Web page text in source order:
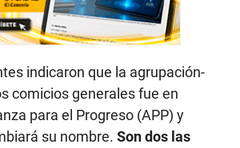
indicaron que la agrupación-
comicios generales fue en
para el Progreso (APP) y
su nombre. Son dos las